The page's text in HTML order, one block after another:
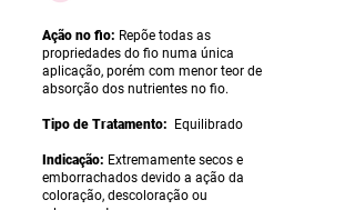
Ação no fio: Repõe todas as
propriedades do fio numa única
aplicação, porém com menor teor de
absorção dos nutrientes no fio.
Tipo de Tratamento: Equilibrado
Indicação: Extremamente secos e
emborrachados devido a ação da
coloração, descoloração ou